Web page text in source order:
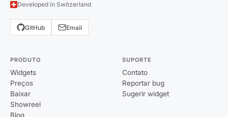
Developed in Switzerland
GitHub Email
PRODUTO
Widgets
Preços
Baixar
Showreel
Blog
SUPORTE
Contato
Reportar bug
Sugerir widget